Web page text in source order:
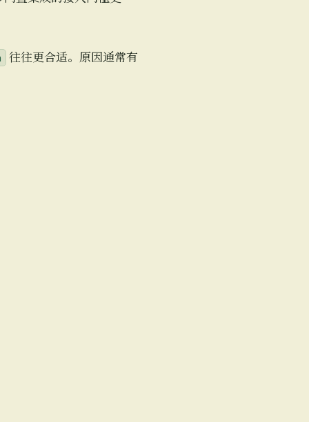
往往更合适。原因通常有